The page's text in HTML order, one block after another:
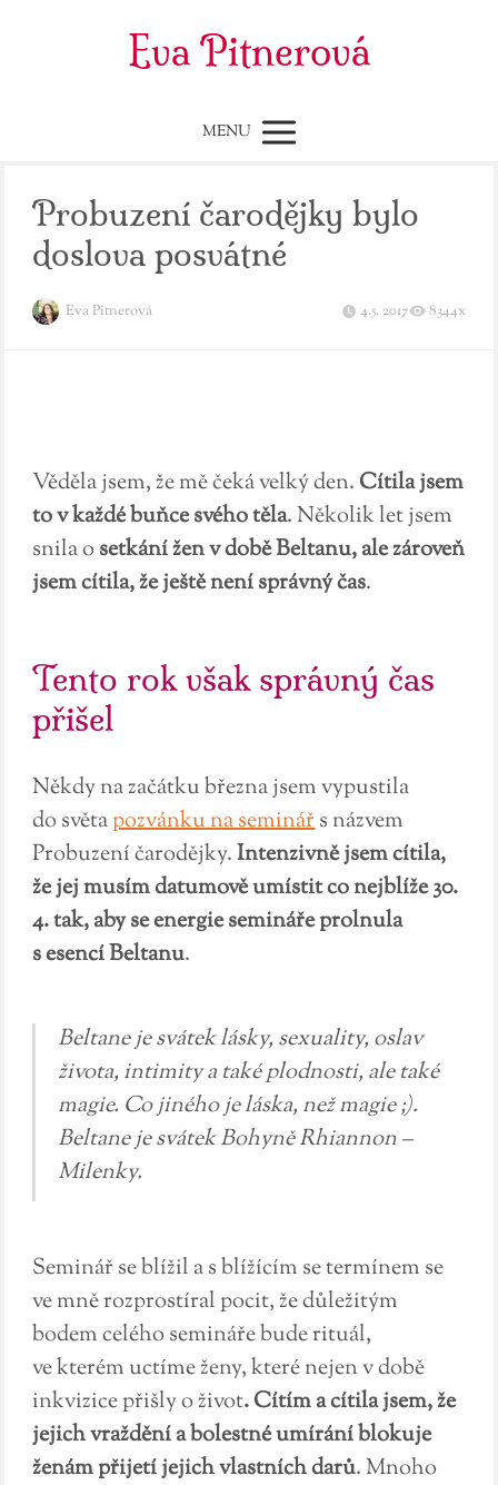
Eva Pitnerová
MENU
Probuzení čarodějky bylo
doslova posvátné
Eva Pitnerová 4.5. 2017 8344x
Věděla jsem, že mě čeká velký den. Cítila jsem
to v každé buňce svého těla. Několik let jsem
snila o setkání žen v době Beltanu, ale zároveň
jsem cítila, že ještě není správný čas.
Tento rok však správný čas
přišel
Někdy na začátku března jsem vypustila
do světapozvánku na seminářs názvem
Probuzení čarodějky.Intenzivně jsem cítila,
že jej musím datumově umístit co nejblíže 30.
4. tak, aby se energie semináře prolnula
s esencí Beltanu.
Beltane je svátek lásky, sexuality, oslav
života, intimity a také plodnosti, ale také
magie. Co jiného je láska, než magie ;).
Beltane je svátek Bohyně Rhiannon –
Milenky.
Seminář se blížil a s blížícím se termínem se
ve mně rozprostíral pocit, že důležitým
bodem celého semináře bude rituál,
ve kterém uctíme ženy, které nejen v době
inkvizice přišly o život. Cítím a cítila jsem, že
jejich vraždění a bolestné umírání blokuje
ženám přijetí jejich vlastních darů. Mnoho